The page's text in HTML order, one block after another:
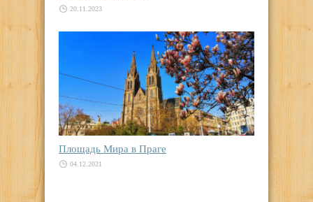
20.11.2023
Площадь Мира в Праге
04.12.2021